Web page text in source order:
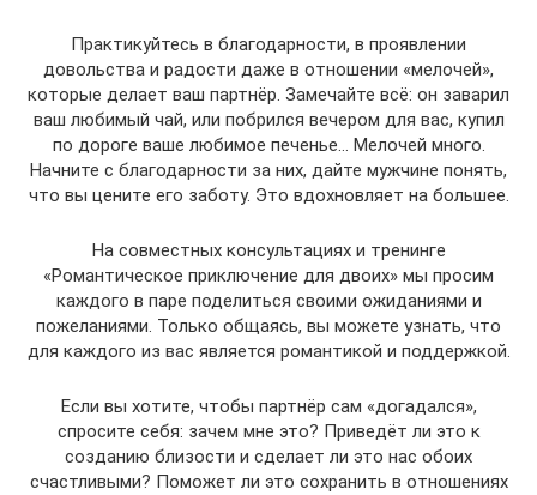
Практикуйтесь в благодарности, в проявлении
довольства и радости даже в отношении «мелочей»,
которые делает ваш партнёр. Замечайте всё: он заварил
ваш любимый чай, или побрился вечером для вас, купил
по дороге ваше любимое печенье… Мелочей много.
Начните с благодарности за них, дайте мужчине понять,
что вы цените его заботу. Это вдохновляет на большее.
На совместных консультациях и тренинге
«Романтическое приключение для двоих» мы просим
каждого в паре поделиться своими ожиданиями и
пожеланиями. Только общаясь, вы можете узнать, что
для каждого из вас является романтикой и поддержкой.
Если вы хотите, чтобы партнёр сам «догадался»,
спросите себя: зачем мне это? Приведёт ли это к
созданию близости и сделает ли это нас обоих
счастливыми? Поможет ли это сохранить в отношениях